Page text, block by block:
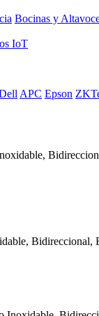
Bocinas y
IoT
APC Epson